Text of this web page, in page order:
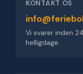
KONTAKT OS
Vi svarer inden
helligdage.